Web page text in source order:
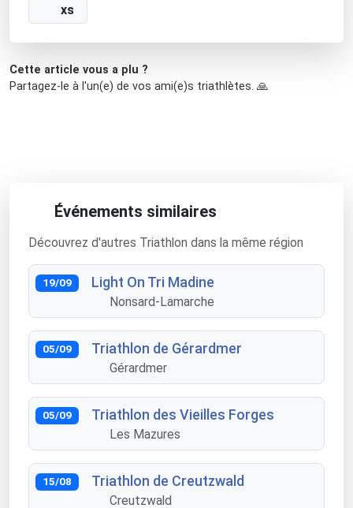
xs
Cette article vous a plu ?
Partagez-le à l'un(e) de vos ami(e)s triathlètes. 🙏
Événements similaires
Découvrez d'autres Triathlon dans la même région
19/09 Light On Tri Madine
Nonsard-Lamarche
05/09 Triathlon de Gérardmer
Gérardmer
05/09 Triathlon des Vieilles Forges
Les Mazures
15/08 Triathlon de Creutzwald
Creutzwald